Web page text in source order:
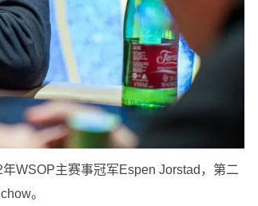
WSOP主赛事冠军Espen Jorstad，第二
。